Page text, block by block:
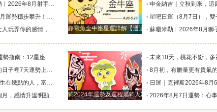
8月射手座月度運勢_日食_九宮_伴侶
磨細節，付出皆有回響好運連連_工作_過往_月度
，那她一定有這樣的表現！_星座_女性_距離感
靜電魚金牛座星運詳解【週運2024年12月9日-12月15日
申金納吉｜立秋到來，這四大生肖要走好運了_金水_申辰_
星吧日運（8月7日），雙子座沮喪，水瓶座不愉快，雙魚座有誤會_工作_情人_
蘇珊米勒︱2026年8月獅子座月度運勢_木星_滿月_
星座今天該咋個整？_朋友_水瓶_處女
橫財滾滾入門，從小是福星的星座_生活_在未來_好運
情，桃花旺盛，和氣生財過一生_天秤座_獅子座_關係
顯的三個星座，值得的人靠近_時間_雙魚_反應
狗2024年運勢及運程屬狗人2024運勢好嗎
未來10天，桃花不斷，多福多運，遇見甜蜜愛情的幾個星座_金牛座_雙子
8月初，有膽量更有貴氣的四個星座，能成為事業王者，生意興隆_初將_天蠍座_朋友
日運｜克裡斯2026年8月6日十二星座運勢_處理_對方_主動
2026年8月7日運勢：心事懸在半空最是疲憊，今天迷霧散去，所有人都能接住生活給出的明確答復_事情_層面_關係
猴 雞